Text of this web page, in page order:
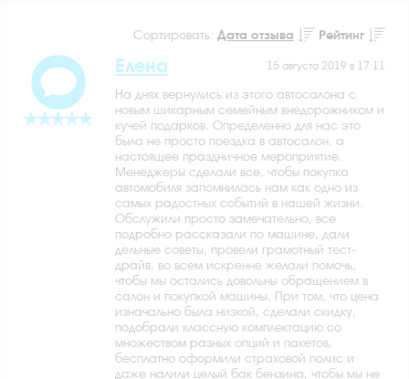
Сортировать: Дата отзыва Рейтинг
15 августа 2019 в 17:11
Елена
На днях вернулись из этого автосалона с
новым шикарным семейным внедорожником и
кучей подарков. Определенно для нас это
была не просто поездка в автосалон, а
настоящее праздничное мероприятие.
Менеджеры сделали все, чтобы покупка
автомобиля запомнилась нам как одно из
самых радостных событий в нашей жизни.
Обслужили просто замечательно, все
подробно рассказали по машине, дали
дельные советы, провели грамотный тест-
драйв, во всем искренне желали помочь,
чтобы мы остались довольны обращением в
салон и покупкой машины. При том, что цена
изначально была низкой, сделали скидку,
подобрали классную комплектацию со
множеством разных опций и пакетов,
бесплатно оформили страховой полис и
даже налили целый бак бензина, чтобы мы не